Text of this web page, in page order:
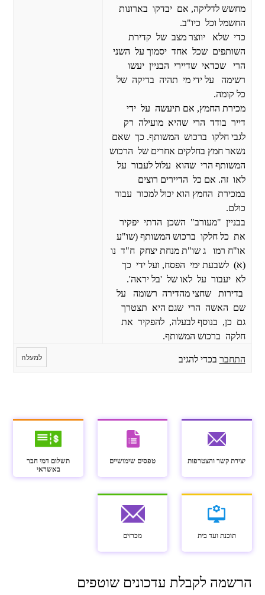
מחשש לדליקה, אם יבדקו בארונות
החשמל וכל כיו"ב.
כדי שלא יווצר מצב של קדירת
השותפים שכל אחד יסמוך על השני
הרי שכדאי שדיירי הבניין יעשו
רשימה על ידי מי תהיה בדיקה של
כל קומה.
מכירת החמץ, אם תיעשה על ידי
דייר בודד הרי שהיא מועילה רק
לגבי חלקו ברכוש המשותף. כך שאם
נשאר חמץ בחלקים אחרים של הרכוש
המשותף הרי שהוא עלול לעבור על
לאו זה. אם כל הדיירים רוצים
במכירת החמץ הוא יכול למכור עבור
כולם.
בבניין "מעורב" השכן הדתי יפקיר
את כל חלקו ברכוש המשותף (שו"ע
או"ח רמו ג שו"ת מנחת יצחק ח"ד נו
(א) לשבעת ימי הפסח, ועל ידי כך
לא יעבור על לאו של 'בל יראה'.
בדירות שחצי מהדירה רשומה על
שם האשה הרי שגם היא תצטרך
גם כן, בנוסף לבעלה, להפקיר את
חלקה ברכוש המשותף.
למעלה התחבר בכדי להגיב
יצירת קשר והצטרפות טפסים שימושיים
תשלום דמי חבר
באשראי
תוכנת ועד בית מכרזים
הרשמה לקבלת עדכונים שוטפים